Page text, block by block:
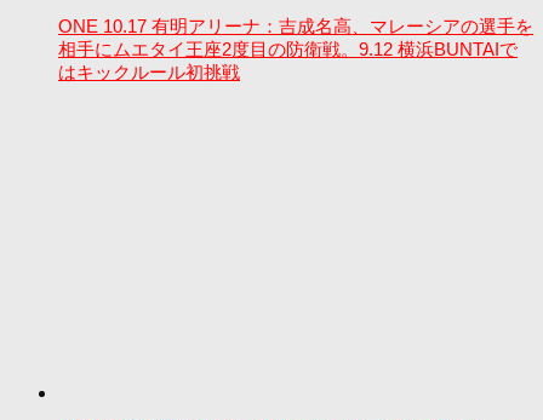
ONE 10.17 有明アリーナ：吉成名高、マレーシアの選手を
相手にムエタイ王座2度目の防衛戦。9.12 横浜BUNTAIで
はキックルール初挑戦